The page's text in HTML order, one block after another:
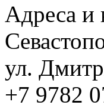
Адреса и
ул.
+7 9782